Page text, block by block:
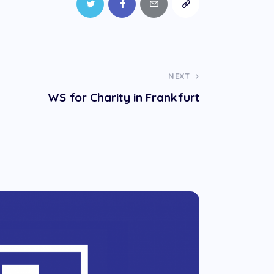
NEXT
WS for Charity in Frankfurt